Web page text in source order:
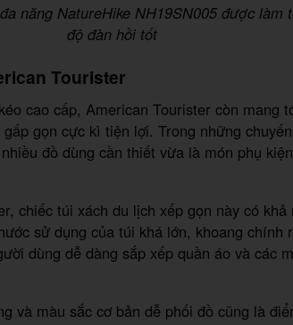
năng NatureHike NH19SN005 được làm
độ đàn hồi tốt
Tourister
cao cấp, American Tourister còn mang
gọn cực kì tiện lợi. Trong những
đồ dùng cần thiết vừa là món phụ
chiếc túi xách du lịch xếp gọn này có khả
sử dụng của túi khá lớn, khoang chính
dùng dễ dàng sắp xếp quần áo và các
và màu sắc cơ bản dễ phối đồ cũng là